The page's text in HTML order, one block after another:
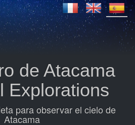
de Atacama
Explorations
para observar el cielo de
Atacama